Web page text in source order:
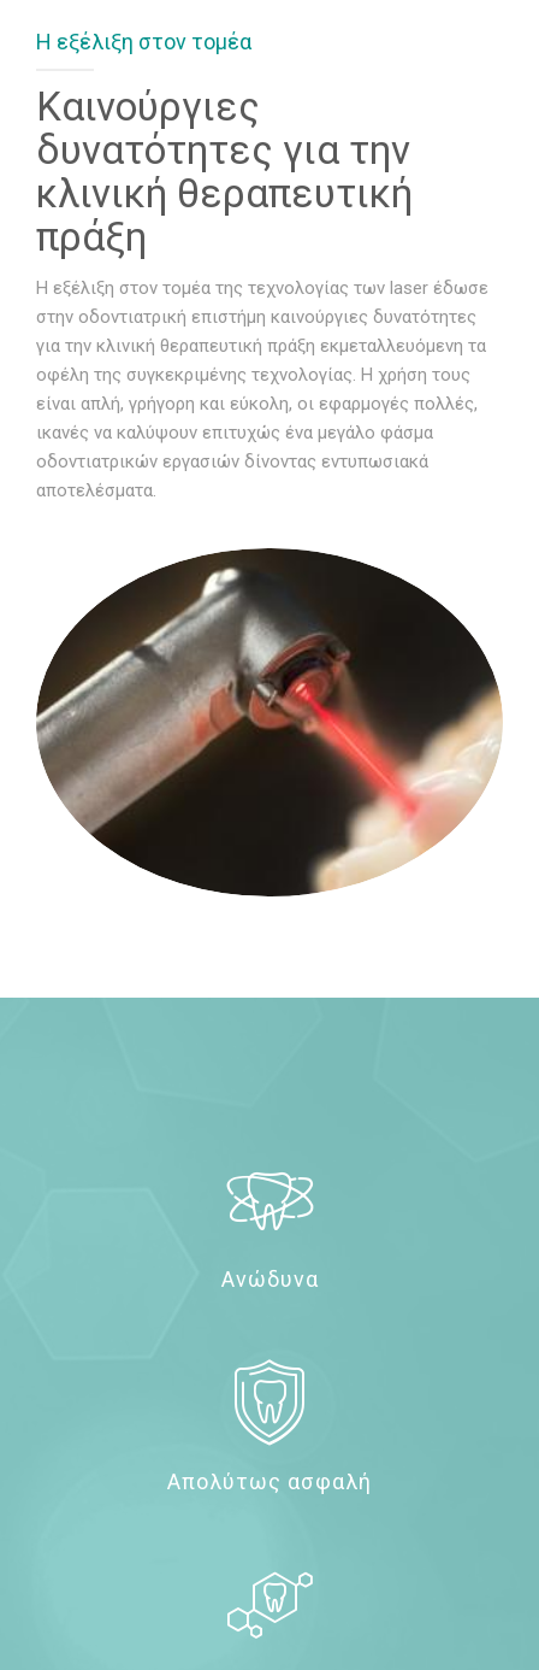
ΓΙΑ ΤΟΝ ΑΣΘΕΝΗ
ΠΕΡΙΣΤΑΤΙΚΑ
ΕΠΙΚΟΙΝΩΝΙΑ
Η εξέλιξη στον τομέα
Καινούργιες
δυνατότητες για την
κλινική θεραπευτική
πράξη
Η εξέλιξη στον τομέα της τεχνολογίας των laser έδωσε
στην οδοντιατρική επιστήμη καινούργιες δυνατότητες
για την κλινική θεραπευτική πράξη εκμεταλλευόμενη τα
οφέλη της συγκεκριμένης τεχνολογίας. Η χρήση τους
είναι απλή, γρήγορη και εύκολη, οι εφαρμογές πολλές,
ικανές να καλύψουν επιτυχώς ένα μεγάλο φάσμα
οδοντιατρικών εργασιών δίνοντας εντυπωσιακά
αποτελέσματα.
Ανώδυνα
Απολύτως ασφαλή